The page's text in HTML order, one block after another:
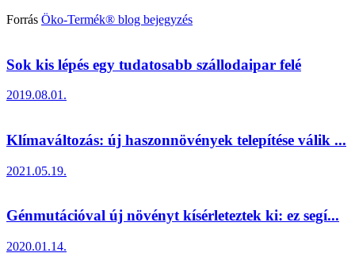
Forrás Öko-Termék® blog bejegyzés
Sok kis lépés egy tudatosabb szállodaipar felé
2019.08.01.
Klímaváltozás: új haszonnövények telepítése válik ...
2021.05.19.
Génmutációval új növényt kísérleteztek ki: ez segí...
2020.01.14.